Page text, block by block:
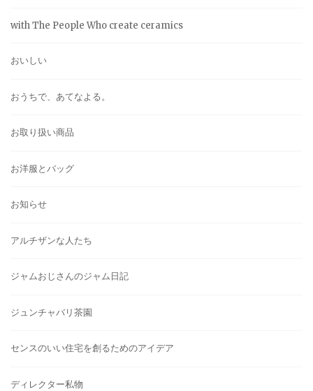
with The People Who create ceramics
おいしい
おうちで、あてなよる。
お取り扱い商品
お洋服とバッグ
お知らせ
アルチザンな人たち
ジャムおじさんのジャム日記
ジュンチャバリ茶園
センスのいい住宅を創るためのアイデア
ディレクター私物